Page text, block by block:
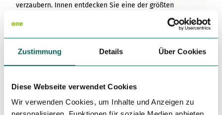
Zustimmung Details Über Cookies
Diese Webseite verwendet Cookies
Wir verwenden Cookies, um Inhalte und Anzeigen zu
verzaubern. Innen entdecken Sie eine der größten
Ausstellungen erzgebirgischer Handarbeitstradition der
Region.
Feldwege bis nach Rothenkirchen. Jedes jahr an den
Adventswochenenden locken die Wichteltage bei der
weihnachtslichen Leckereien viele Besucher an. Hier haben
Schulter zu schauen, selbst zu basteln oder einen kleinen